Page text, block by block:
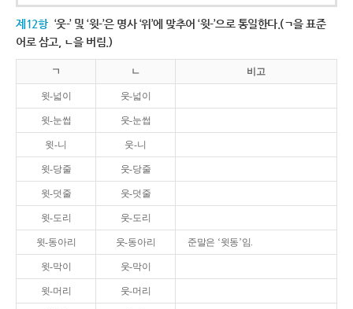
제12항 ‘웃-’ 및 ‘윗-’은 명사 ‘위’에 맞추어 ‘윗-’으로 통일한다.(ㄱ을 표준
어로 삼고, ㄴ을 버림.)
ㄱ ㄴ 비고
윗-넓이 웃-넓이
윗-눈썹 웃-눈썹
윗-니 웃-니
윗-당줄 웃-당줄
윗-덧줄 웃-덧줄
윗-도리 웃-도리
윗-동아리 웃-동아리 준말은 ‘윗동’임.
윗-막이 웃-막이
윗-머리 웃-머리